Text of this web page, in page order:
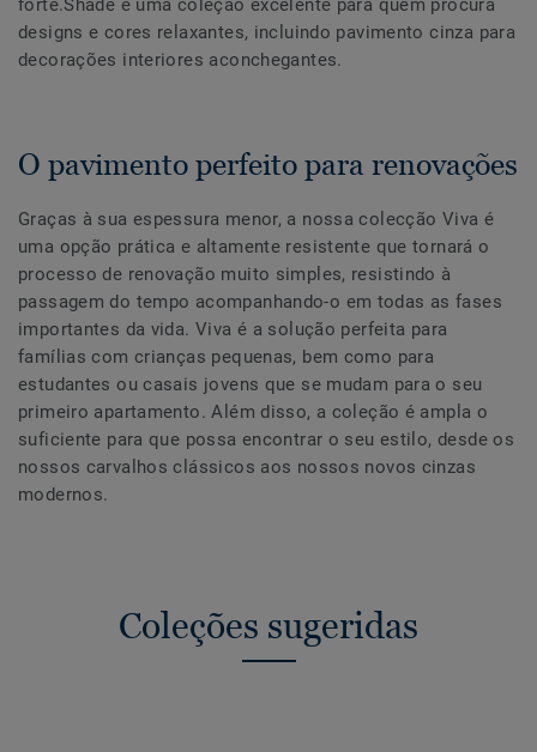
forte.Shade é uma coleção excelente para quem procura
designs e cores relaxantes, incluindo pavimento cinza para
decorações interiores aconchegantes.
O pavimento perfeito para renovações
Graças à sua espessura menor, a nossa colecção Viva é
uma opção prática e altamente resistente que tornará o
processo de renovação muito simples, resistindo à
passagem do tempo acompanhando-o em todas as fases
importantes da vida. Viva é a solução perfeita para
famílias com crianças pequenas, bem como para
estudantes ou casais jovens que se mudam para o seu
primeiro apartamento. Além disso, a coleção é ampla o
suficiente para que possa encontrar o seu estilo, desde os
nossos carvalhos clássicos aos nossos novos cinzas
modernos.
Coleções sugeridas